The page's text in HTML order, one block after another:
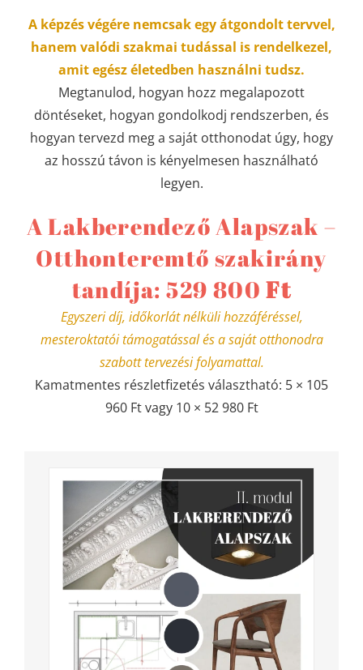
A képzés végére nemcsak egy átgondolt tervvel,
hanem valódi szakmai tudással is rendelkezel,
amit egész életedben használni tudsz.
Megtanulod, hogyan hozz megalapozott
döntéseket, hogyan gondolkodj rendszerben, és
hogyan tervezd meg a saját otthonodat úgy, hogy
az hosszú távon is kényelmesen használható
legyen.
A Lakberendező Alapszak –
Otthonteremtő szakirány
tandíja: 529 800 Ft
Egyszeri díj, időkorlát nélküli hozzáféréssel,
mesteroktatói támogatással és a saját otthonodra
szabott tervezési folyamattal.
Kamatmentes részletfizetés választható: 5 × 105
960 Ft vagy 10 × 52 980 Ft